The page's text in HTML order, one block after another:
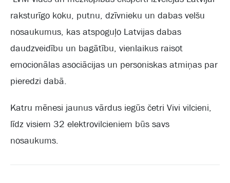
raksturīgo koku, putnu, dzīvnieku un dabas velšu
nosaukumus, kas atspoguļo Latvijas dabas
daudzveidību un bagātību, vienlaikus raisot
emocionālas asociācijas un personiskas atmiņas par
pieredzi dabā.
Katru mēnesi jaunus vārdus iegūs četri Vivi vilcieni,
līdz visiem 32 elektrovilcieniem būs savs
nosaukums.